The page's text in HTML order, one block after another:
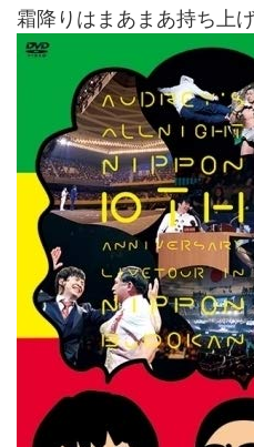
霜降りはまあまあ持ち上